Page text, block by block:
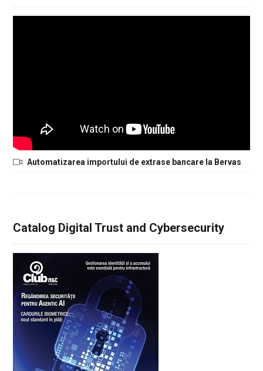
Automatizarea importului de extrase bancare la Bervas
Catalog Digital Trust and Cybersecurity